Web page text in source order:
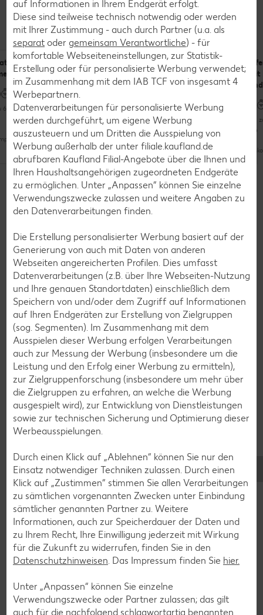
Rezepte
Leckere Rezepte zum Nachkochen
aus
60 Minuten
Low-Carb-
Pasta-Bowl
mit
Wassermelone
Bis zu 30 Minuten
Unkompliziert
Lammkeule mit
Ofengemüse
Mehr als 60 Minuten
Unkompliziert
Bis
Weitere Rezepte entdecken
Das könnte dich auch
interessieren
Alexa coacht: Intervallfasten ohne
Heißhunger
In dieser Ausgabe hat Ernährungsexpertin Dr. Alexa Iwan
den Musikproduzenten Ben Beyer aka DJ David Puentez zu
man den Heißhunger auf Süßes ganz einfach überlisten
kann.
auf Informationen in Ihrem Endgerät erfolgt.
Diese sind teilweise technisch notwendig oder werden
mit Ihrer Zustimmung - auch durch Partner (u.a. als
separat oder gemeinsam Verantwortliche) - für
komfortable Webseiteneinstellungen, zur Statistik-
Erstellung oder für personalisierte Werbung verwendet;
im Zusammenhang mit dem IAB TCF von insgesamt 4
Werbepartnern.
Datenverarbeitungen für personalisierte Werbung
werden durchgeführt, um eigene Werbung
auszusteuern und um Dritten die Ausspielung von
Werbung außerhalb der unter filiale.kaufland.de
abrufbaren Kaufland Filial-Angebote über die Ihnen und
Ihren Haushaltsangehörigen zugeordneten Endgeräte
zu ermöglichen. Unter „Anpassen“ können Sie einzelne
Verwendungszwecke zulassen und weitere Angaben zu
den Datenverarbeitungen finden.
Die Erstellung personalisierter Werbung basiert auf der
Generierung von auch mit Daten von anderen
Webseiten angereicherten Profilen. Dies umfasst
Datenverarbeitungen (z.B. über Ihre Webseiten-Nutzung
und Ihre genauen Standortdaten) einschließlich dem
Speichern von und/oder dem Zugriff auf Informationen
auf Ihren Endgeräten zur Erstellung von Zielgruppen
(sog. Segmenten). Im Zusammenhang mit dem
Ausspielen dieser Werbung erfolgen Verarbeitungen
auch zur Messung der Werbung (insbesondere um die
Leistung und den Erfolg einer Werbung zu ermitteln),
zur Zielgruppenforschung (insbesondere um mehr über
die Zielgruppen zu erfahren, an welche die Werbung
ausgespielt wird), zur Entwicklung von Dienstleistungen
sowie zur technischen Sicherung und Optimierung dieser
Werbeausspielungen.
Durch einen Klick auf „Ablehnen“ können Sie nur den
Einsatz notwendiger Techniken zulassen. Durch einen
Klick auf „Zustimmen“ stimmen Sie allen Verarbeitungen
zu sämtlichen vorgenannten Zwecken unter Einbindung
sämtlicher genannten Partner zu. Weitere
Informationen, auch zur Speicherdauer der Daten und
zu Ihrem Recht, Ihre Einwilligung jederzeit mit Wirkung
für die Zukunft zu widerrufen, finden Sie in den
Datenschutzhinweisen. Das Impressum finden Sie hier.
Unter „Anpassen“ können Sie einzelne
Verwendungszwecke oder Partner zulassen; das gilt
auch für die nachfolgend schlagwortartig benannten